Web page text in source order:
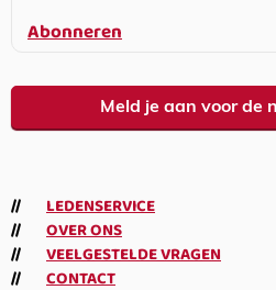
Abonneren
Meld je aan voor de
LEDENSERVICE
OVER ONS
VEELGESTELDE VRAGEN
CONTACT